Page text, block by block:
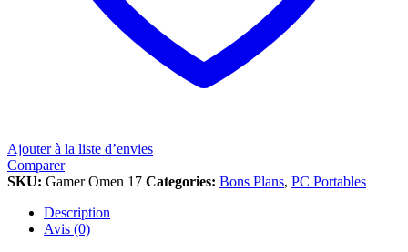
Ajouter à la liste d’envies
Comparer
SKU: Gamer Omen 17 Categories: Bons Plans, PC Portables
Description
Avis (0)